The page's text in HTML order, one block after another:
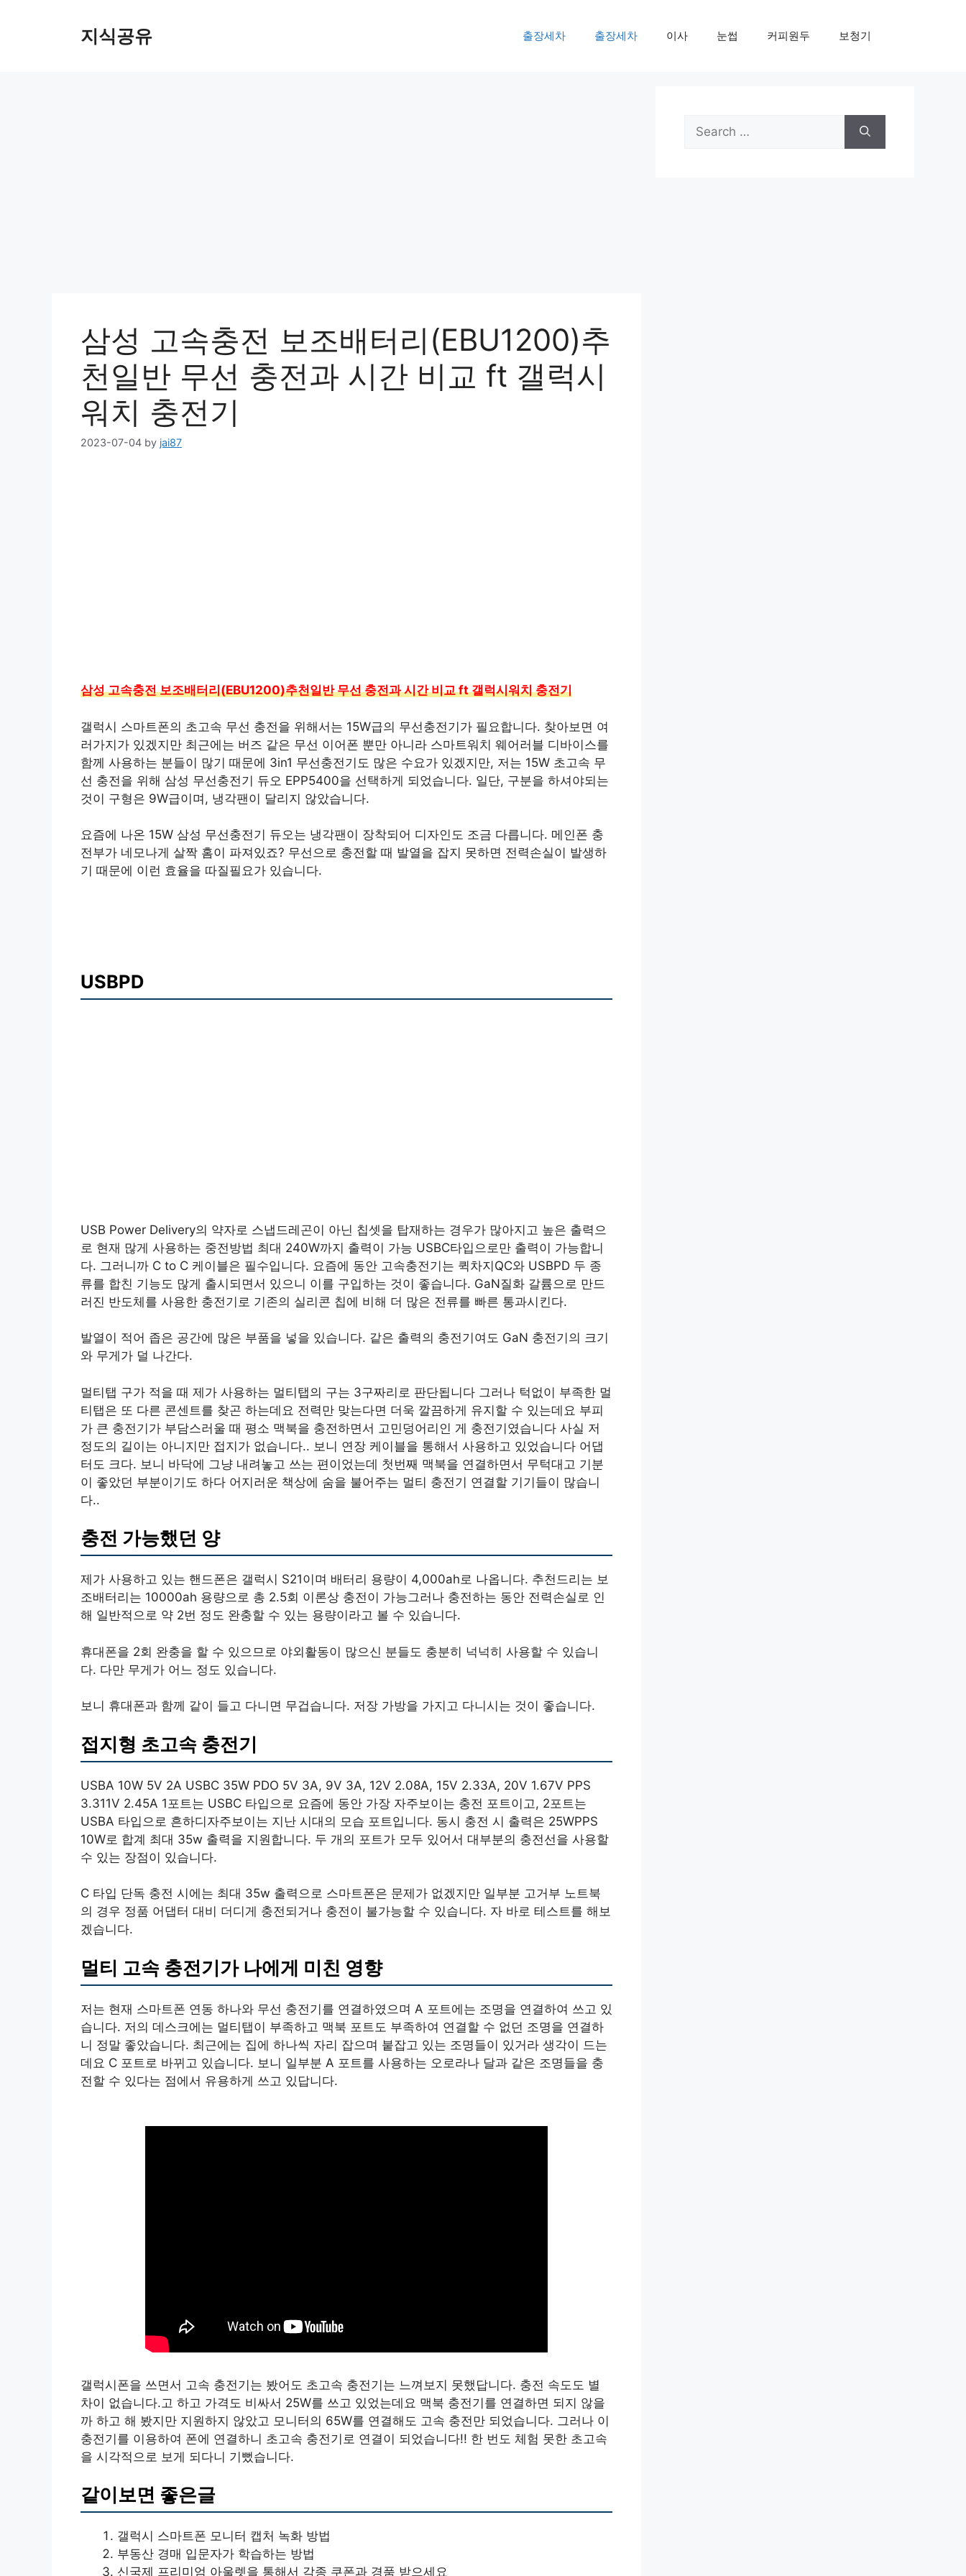
지식공유 출장세차 출장세차 이사 눈썹 커피원두 보청기
삼성 고속충전 보조배터리(EBU1200)추
천일반 무선 충전과 시간 비교 ft 갤럭시
워치 충전기
2023-07-04 by jai87
삼성 고속충전 보조배터리(EBU1200)추천일반 무선 충전과 시간 비교 ft 갤럭시워치 충전기
갤럭시 스마트폰의 초고속 무선 충전을 위해서는 15W급의 무선충전기가 필요합니다. 찾아보면 여
러가지가 있겠지만 최근에는 버즈 같은 무선 이어폰 뿐만 아니라 스마트워치 웨어러블 디바이스를
함께 사용하는 분들이 많기 때문에 3in1 무선충전기도 많은 수요가 있겠지만, 저는 15W 초고속 무
선 충전을 위해 삼성 무선충전기 듀오 EPP5400을 선택하게 되었습니다. 일단, 구분을 하셔야되는
것이 구형은 9W급이며, 냉각팬이 달리지 않았습니다.
요즘에 나온 15W 삼성 무선충전기 듀오는 냉각팬이 장착되어 디자인도 조금 다릅니다. 메인폰 충
전부가 네모나게 살짝 홈이 파져있죠? 무선으로 충전할 때 발열을 잡지 못하면 전력손실이 발생하
기 때문에 이런 효율을 따질필요가 있습니다.
USBPD
USB Power Delivery의 약자로 스냅드레곤이 아닌 칩셋을 탑재하는 경우가 많아지고 높은 출력으
로 현재 많게 사용하는 중전방법 최대 240W까지 출력이 가능 USBC타입으로만 출력이 가능합니
다. 그러니까 C to C 케이블은 필수입니다. 요즘에 동안 고속충전기는 퀵차지QC와 USBPD 두 종
류를 합친 기능도 많게 출시되면서 있으니 이를 구입하는 것이 좋습니다. GaN질화 갈륨으로 만드
러진 반도체를 사용한 충전기로 기존의 실리콘 칩에 비해 더 많은 전류를 빠른 통과시킨다.
발열이 적어 좁은 공간에 많은 부품을 넣을 있습니다. 같은 출력의 충전기여도 GaN 충전기의 크기
와 무게가 덜 나간다.
멀티탭 구가 적을 때 제가 사용하는 멀티탭의 구는 3구짜리로 판단됩니다 그러나 턱없이 부족한 멀
티탭은 또 다른 콘센트를 찾곤 하는데요 전력만 맞는다면 더욱 깔끔하게 유지할 수 있는데요 부피
가 큰 충전기가 부담스러울 때 평소 맥북을 충전하면서 고민덩어리인 게 충전기였습니다 사실 저
정도의 길이는 아니지만 접지가 없습니다.. 보니 연장 케이블을 통해서 사용하고 있었습니다 어댑
터도 크다. 보니 바닥에 그냥 내려놓고 쓰는 편이었는데 첫번째 맥북을 연결하면서 무턱대고 기분
이 좋았던 부분이기도 하다 어지러운 책상에 숨을 불어주는 멀티 충전기 연결할 기기들이 많습니
다..
충전 가능했던 양
제가 사용하고 있는 핸드폰은 갤럭시 S21이며 배터리 용량이 4,000ah로 나옵니다. 추천드리는 보
조배터리는 10000ah 용량으로 총 2.5회 이론상 충전이 가능그러나 충전하는 동안 전력손실로 인
해 일반적으로 약 2번 정도 완충할 수 있는 용량이라고 볼 수 있습니다.
휴대폰을 2회 완충을 할 수 있으므로 야외활동이 많으신 분들도 충분히 넉넉히 사용할 수 있습니
다. 다만 무게가 어느 정도 있습니다.
보니 휴대폰과 함께 같이 들고 다니면 무겁습니다. 저장 가방을 가지고 다니시는 것이 좋습니다.
접지형 초고속 충전기
USBA 10W 5V 2A USBC 35W PDO 5V 3A, 9V 3A, 12V 2.08A, 15V 2.33A, 20V 1.67V PPS
3.311V 2.45A 1포트는 USBC 타입으로 요즘에 동안 가장 자주보이는 충전 포트이고, 2포트는
USBA 타입으로 흔하디자주보이는 지난 시대의 모습 포트입니다. 동시 충전 시 출력은 25WPPS
10W로 합계 최대 35w 출력을 지원합니다. 두 개의 포트가 모두 있어서 대부분의 충전선을 사용할
수 있는 장점이 있습니다.
C 타입 단독 충전 시에는 최대 35w 출력으로 스마트폰은 문제가 없겠지만 일부분 고거부 노트북
의 경우 정품 어댑터 대비 더디게 충전되거나 충전이 불가능할 수 있습니다. 자 바로 테스트를 해보
겠습니다.
멀티 고속 충전기가 나에게 미친 영향
저는 현재 스마트폰 연동 하나와 무선 충전기를 연결하였으며 A 포트에는 조명을 연결하여 쓰고 있
습니다. 저의 데스크에는 멀티탭이 부족하고 맥북 포트도 부족하여 연결할 수 없던 조명을 연결하
니 정말 좋았습니다. 최근에는 집에 하나씩 자리 잡으며 붙잡고 있는 조명들이 있거라 생각이 드는
데요 C 포트로 바뀌고 있습니다. 보니 일부분 A 포트를 사용하는 오로라나 달과 같은 조명들을 충
전할 수 있다는 점에서 유용하게 쓰고 있답니다.
갤럭시폰을 쓰면서 고속 충전기는 봤어도 초고속 충전기는 느껴보지 못했답니다. 충전 속도도 별
차이 없습니다.고 하고 가격도 비싸서 25W를 쓰고 있었는데요 맥북 충전기를 연결하면 되지 않을
까 하고 해 봤지만 지원하지 않았고 모니터의 65W를 연결해도 고속 충전만 되었습니다. 그러나 이
충전기를 이용하여 폰에 연결하니 초고속 충전기로 연결이 되었습니다!! 한 번도 체험 못한 초고속
을 시각적으로 보게 되다니 기뻤습니다.
같이보면 좋은글
갤럭시 스마트폰 모니터 캡처 녹화 방법
부동산 경매 입문자가 학습하는 방법
신국제 프리미엄 아울렛을 통해서 각종 쿠폰과 경품 받으세요
Search
for: